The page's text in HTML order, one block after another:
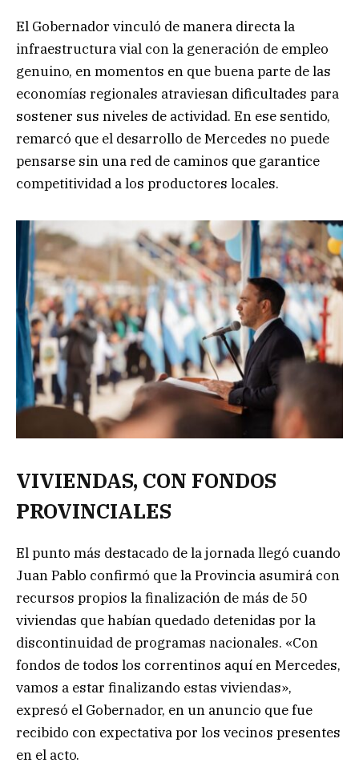
El Gobernador vinculó de manera directa la
infraestructura vial con la generación de empleo
genuino, en momentos en que buena parte de las
economías regionales atraviesan dificultades para
sostener sus niveles de actividad. En ese sentido,
remarcó que el desarrollo de Mercedes no puede
pensarse sin una red de caminos que garantice
competitividad a los productores locales.
VIVIENDAS, CON FONDOS
PROVINCIALES
El punto más destacado de la jornada llegó cuando
Juan Pablo confirmó que la Provincia asumirá con
recursos propios la finalización de más de 50
viviendas que habían quedado detenidas por la
discontinuidad de programas nacionales. «Con
fondos de todos los correntinos aquí en Mercedes,
vamos a estar finalizando estas viviendas»,
expresó el Gobernador, en un anuncio que fue
recibido con expectativa por los vecinos presentes
en el acto.